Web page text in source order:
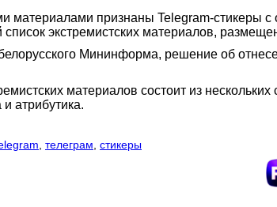
материалами признаны Telegram-
список экстремистских материалов,
Мининформа, решение об
материалов состоит из
атрибутика.
телеграм стикеры